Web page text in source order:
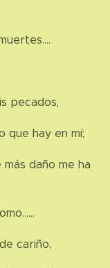
pecados,
que hay en mí;
daño me ha
cariño,